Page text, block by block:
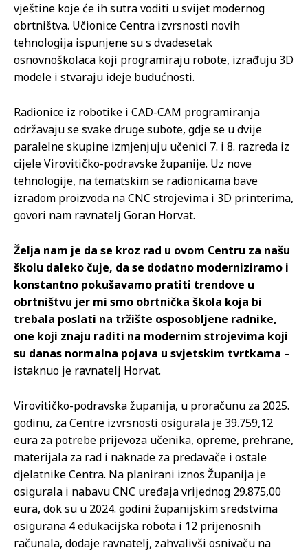
vještine koje će ih sutra voditi u svijet modernog
obrtništva. Učionice Centra izvrsnosti novih
tehnologija ispunjene su s dvadesetak
osnovnoškolaca koji programiraju robote, izrađuju 3D
modele i stvaraju ideje budućnosti.
Radionice iz robotike i CAD-CAM programiranja
održavaju se svake druge subote, gdje se u dvije
paralelne skupine izmjenjuju učenici 7. i 8. razreda iz
cijele Virovitičko-podravske županije. Uz nove
tehnologije, na tematskim se radionicama bave
izradom proizvoda na CNC strojevima i 3D printerima,
govori nam ravnatelj Goran Horvat.
Želja nam je da se kroz rad u ovom Centru za našu
školu daleko čuje, da se dodatno moderniziramo i
konstantno pokušavamo pratiti trendove u
obrtništvu jer mi smo obrtnička škola koja bi
trebala poslati na tržište osposobljene radnike,
one koji znaju raditi na modernim strojevima koji
su danas normalna pojava u svjetskim tvrtkama –
istaknuo je ravnatelj Horvat.
Virovitičko-podravska županija, u proračunu za 2025.
godinu, za Centre izvrsnosti osigurala je 39.759,12
eura za potrebe prijevoza učenika, opreme, prehrane,
materijala za rad i naknade za predavače i ostale
djelatnike Centra. Na planirani iznos Županija je
osigurala i nabavu CNC uređaja vrijednog 29.875,00
eura, dok su u 2024. godini županijskim sredstvima
osigurana 4 edukacijska robota i 12 prijenosnih
računala, dodaje ravnatelj, zahvalivši osnivaču na